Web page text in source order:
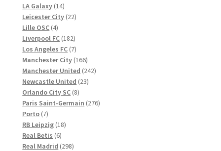
LA Galaxy 1414
Produkte
Leicester City 2222
Lille OSC 44
Produkte
Liverpool FC 182182
Produkte
Los Angeles FC 77
Produkte
Manchester City 166166
Produkte
Manchester United 242242
Newcastle United 2323
Orlando City SC 88
Produkte
Paris Saint-Germain 276276
Porto 77
Produkte
RB Leipzig 1818
Real Betis 66
Produkte
Real Madrid 298298